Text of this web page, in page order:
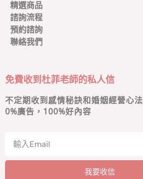
精選商品
諮詢流程
預約諮詢
聯絡我們
免費收到杜菲老師的私人信
不定期收到感情秘訣和婚姻經營心法
0%廣告，100%好內容
我要收信